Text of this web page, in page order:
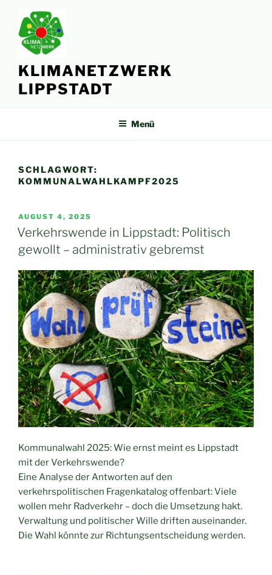
Inhalt
springen
KLIMANETZWERK
LIPPSTADT
Menü
SCHLAGWORT:
KOMMUNALWAHLKAMPF2025
VERÖFFENTLICHT
AM
AUGUST 4, 2025
Verkehrswende in Lippstadt: Politisch
gewollt – administrativ gebremst
Kommunalwahl 2025: Wie ernst meint es Lippstadt
mit der Verkehrswende?
Eine Analyse der Antworten auf den
verkehrspolitischen Fragenkatalog offenbart: Viele
wollen mehr Radverkehr – doch die Umsetzung hakt.
Verwaltung und politischer Wille driften auseinander.
Die Wahl könnte zur Richtungsentscheidung werden.